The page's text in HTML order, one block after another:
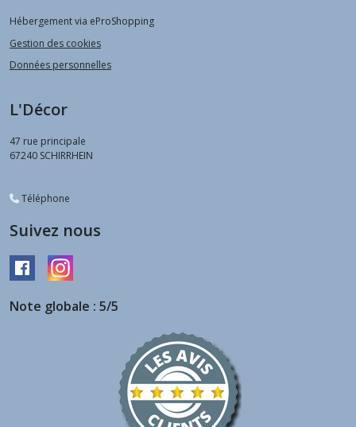
Hébergement via eProShopping
Gestion des cookies
Données personnelles
L'Décor
47 rue principale
67240 SCHIRRHEIN
Téléphone
Suivez nous
Note globale : 5/5